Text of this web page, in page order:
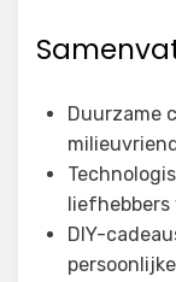
Duurzame
DIY-